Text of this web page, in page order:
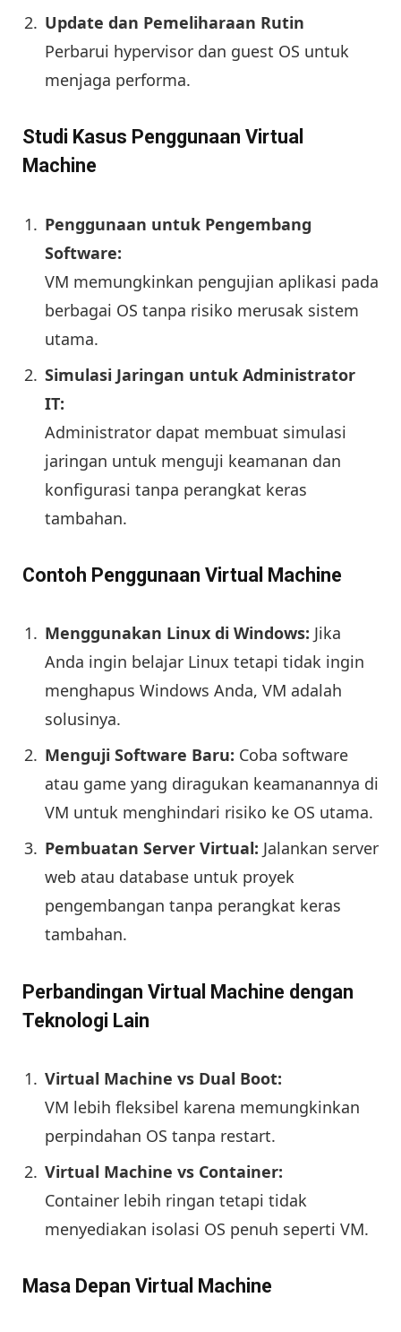
Update dan Pemeliharaan Rutin
Perbarui hypervisor dan guest OS untuk
menjaga performa.
Studi Kasus Penggunaan Virtual
Machine
Penggunaan untuk Pengembang
Software:
VM memungkinkan pengujian aplikasi pada
berbagai OS tanpa risiko merusak sistem
utama.
Simulasi Jaringan untuk Administrator
IT:
Administrator dapat membuat simulasi
jaringan untuk menguji keamanan dan
konfigurasi tanpa perangkat keras
tambahan.
Contoh Penggunaan Virtual Machine
Menggunakan Linux di Windows: Jika
Anda ingin belajar Linux tetapi tidak ingin
menghapus Windows Anda, VM adalah
solusinya.
Menguji Software Baru: Coba software
atau game yang diragukan keamanannya di
VM untuk menghindari risiko ke OS utama.
Pembuatan Server Virtual: Jalankan server
web atau database untuk proyek
pengembangan tanpa perangkat keras
tambahan.
Perbandingan Virtual Machine dengan
Teknologi Lain
Virtual Machine vs Dual Boot:
VM lebih fleksibel karena memungkinkan
perpindahan OS tanpa restart.
Virtual Machine vs Container:
Container lebih ringan tetapi tidak
menyediakan isolasi OS penuh seperti VM.
Masa Depan Virtual Machine